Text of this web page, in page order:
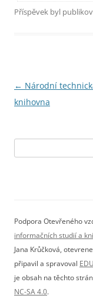
Příspěvek byl
Navigace
pro
← Národní
knihovna
Podpora Otevřeného
informačních studií a
Jana Krůčková,
připavil a spravoval
je obsah na těchto
NC-SA 4.0.